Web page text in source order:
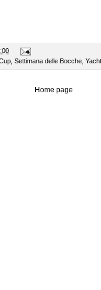
Settimana delle Bocche
Home page